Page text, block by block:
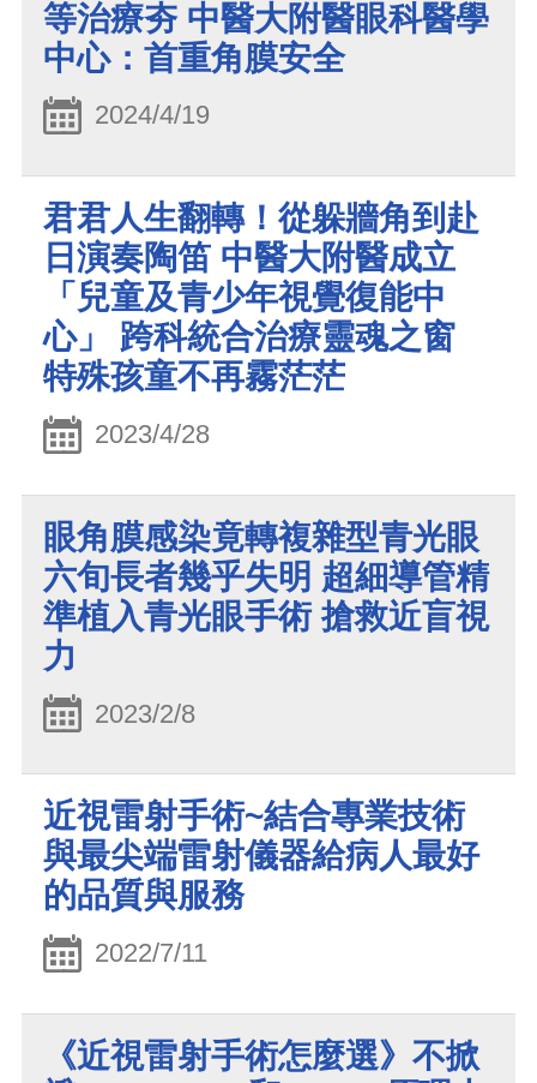
等治療夯 中醫大附醫眼科醫學
中心：首重角膜安全
2024/4/19
君君人生翻轉！從躲牆角到赴
日演奏陶笛 中醫大附醫成立
「兒童及青少年視覺復能中
心」 跨科統合治療靈魂之窗
特殊孩童不再霧茫茫
2023/4/28
眼角膜感染竟轉複雜型青光眼
六旬長者幾乎失明 超細導管精
準植入青光眼手術 搶救近盲視
力
2023/2/8
近視雷射手術~結合專業技術
與最尖端雷射儀器給病人最好
的品質與服務
2022/7/11
《近視雷射手術怎麼選》不掀